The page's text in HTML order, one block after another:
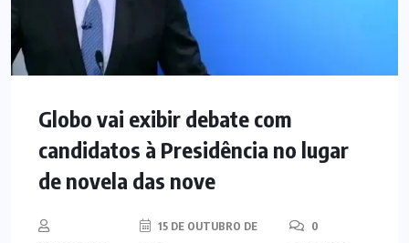
Globo vai exibir debate com
candidatos à Presidência no lugar
de novela das nove
15 DE OUTUBRO DE
0